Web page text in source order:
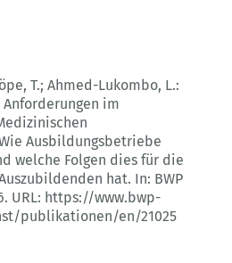
T.; Ahmed-Lukombo, L.:
im
Ausbildungsbetriebe
welche Folgen dies für die
hat. In: BWP
URL: https://www.bwp-
publikationen/en/21025